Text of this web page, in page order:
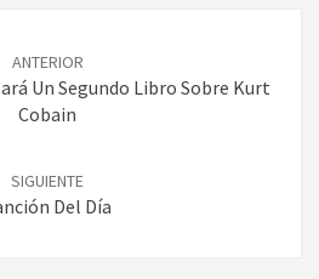
ANTERIOR
Un Segundo Libro Sobre Kurt
Cobain
SIGUIENTE
Del Día